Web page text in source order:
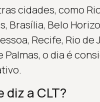
cidades, como
Brasília, Belo
Recife, Rio de
Palmas, o dia é
diz a CLT?